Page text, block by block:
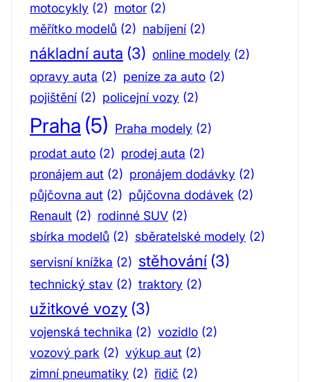
motocykly (2) motor (2)
měřítko modelů (2) nabíjení (2)
nákladní auta (3) online modely (2)
opravy auta (2) peníze za auto (2)
pojištění (2) policejní vozy (2)
Praha (5) Praha modely (2)
prodat auto (2) prodej auta (2)
pronájem aut (2) pronájem dodávky (2)
půjčovna aut (2) půjčovna dodávek (2)
Renault (2) rodinné SUV (2)
sbírka modelů (2) sběratelské modely (2)
servisní knížka (2) stěhování (3)
technický stav (2) traktory (2)
užitkové vozy (3)
vojenská technika (2) vozidlo (2)
vozový park (2) výkup aut (2)
zimní pneumatiky (2) řidič (2)